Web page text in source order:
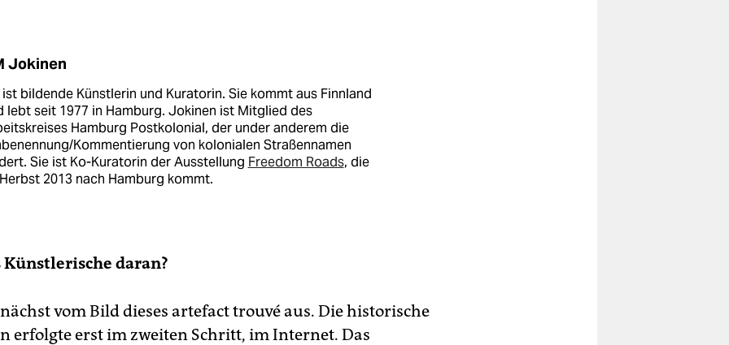
Jokinen
ist bildende Künstlerin und Kuratorin. Sie kommt aus Finnland
lebt seit 1977 in Hamburg. Jokinen ist Mitglied des
Hamburg Postkolonial, der under anderem die
Kommentierung von kolonialen Straßennamen
Sie ist Ko-Kuratorin der Ausstellung Freedom Roads, die
2013 nach Hamburg kommt.
Künstlerische daran?
vom Bild dieses artefact trouvé aus. Die historische
erfolgte erst im zweiten Schritt, im Internet. Das